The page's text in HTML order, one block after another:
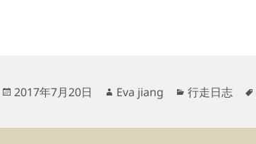
发
于
2017年7月20日
作
Eva jiang
分
行走日志